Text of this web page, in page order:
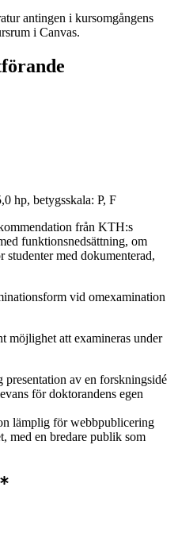
antingen i kursomgångens
i Canvas.
hp, betygsskala: P, F
från KTH:s
funktionsnedsättning, om
studenter med dokumenterad,
vid omexamination
möjlighet att examineras under
av en forskningsidé
för doktorandens egen
lämplig för webbpublicering
med en bredare publik som